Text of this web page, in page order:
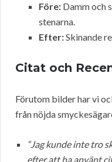
Före: Damm och
stenarna.
Efter:Skinande
Citat och
Förutom bilder har vi
från nöjda
“Jag kunde inte tro
efter att ha använt